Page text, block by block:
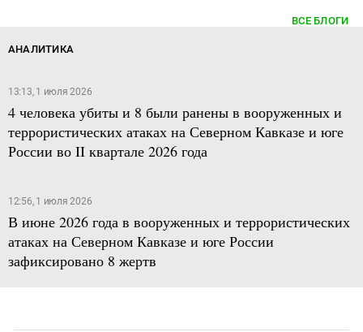
ВСЕ БЛОГИ
АНАЛИТИКА
13:13, 1 июля 2026
4 человека убиты и 8 были ранены в вооруженных и
террористических атаках на Северном Кавказе и юге
России во II квартале 2026 года
12:56, 1 июля 2026
В июне 2026 года в вооруженных и террористических
атаках на Северном Кавказе и юге России
зафиксировано 8 жертв